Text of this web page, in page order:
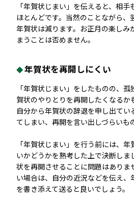
「年賀状じまい」を伝えると、相
ほとんどです。当然のことながら、
年賀状は減ります。お正月の楽しみ
まうことは否めません。
年賀状を再開しにくい
「年賀状じまい」をしたものの、
賀状のやりとりを再開したくなるか
自分から年賀状の辞退を申し出てい
てしまい、再開を言い出しづらいも
「年賀状じまい」を行う前には、
いかどうかを熟考した上で決断しま
状を再開させることに問題はありま
い場合は、自分の近況などを伝え、
を書き添えて送ると良いでしょう。